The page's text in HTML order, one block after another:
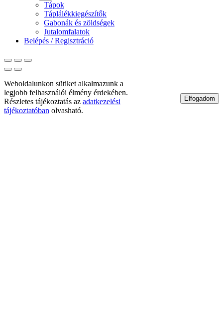
Tápok
Táplálékkiegészítők
Gabonák és zöldségek
Jutalomfalatok
Belépés / Regisztráció
Weboldalunkon sütiket alkalmazunk a
legjobb felhasználói élmény érdekében.
Részletes tájékoztatás az adatkezelési
tájékoztatóban olvasható.
Elfogadom